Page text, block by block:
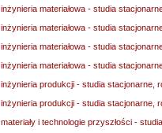
inżynieria materiałowa - studia
inżynieria materiałowa - studia
inżynieria materiałowa - studia
inżynieria materiałowa - studia
inżynieria produkcji - studia stacjonarne,
inżynieria produkcji - studia stacjonarne,
materiały i technologie przyszłości -